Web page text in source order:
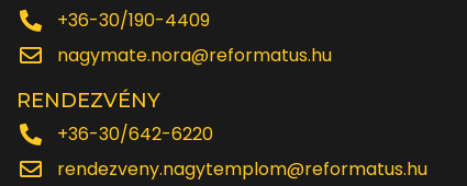
+36-30/190-4409
nagymate.nora@reformatus.hu
RENDEZVÉNY
+36-30/642-6220
rendezveny.nagytemplom@reformatus.hu